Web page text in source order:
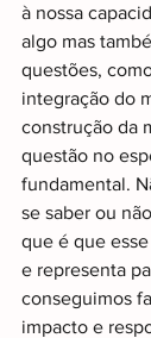
à nossa
algo mas
questões,
integração do
construção da
questão no
fundamental.
se saber ou
que é que
e representa
conseguimos
impacto e